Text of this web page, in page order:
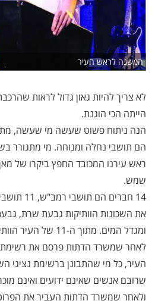
המשנה לראש העיר
לא צריך להיות גאון גדול לראות
הייתה הכי הוגנת.
הם תושבי נחלה ומנוחה. מי מתגורר
ראש עירנו המכובד החפץ ביקרו של
שמש.
14 חברים
את השכונות הוותיקות גבעת שרת,
ומגדל המים. מתוך ה-11 של העיר הוותיקה לפחות שניים חרדים.•
לאחר שמשרד הדתות פרסם את רשימת
העיר, כל מי שהתבונן ברשימת נציגי
שרובם אנשים שאינם ידועים ואינם
ולאחר שמשרד הדתות העביר את